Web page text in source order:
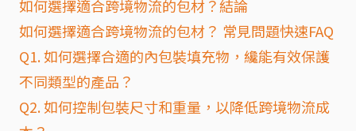
如何選擇適合跨境物流的包材？結論
如何選擇適合跨境物流的包材？ 常見問題快速FAQ
Q1. 如何選擇合適的內包裝填充物，纔能有效保護
不同類型的產品？
Q2. 如何控制包裝尺寸和重量，以降低跨境物流成